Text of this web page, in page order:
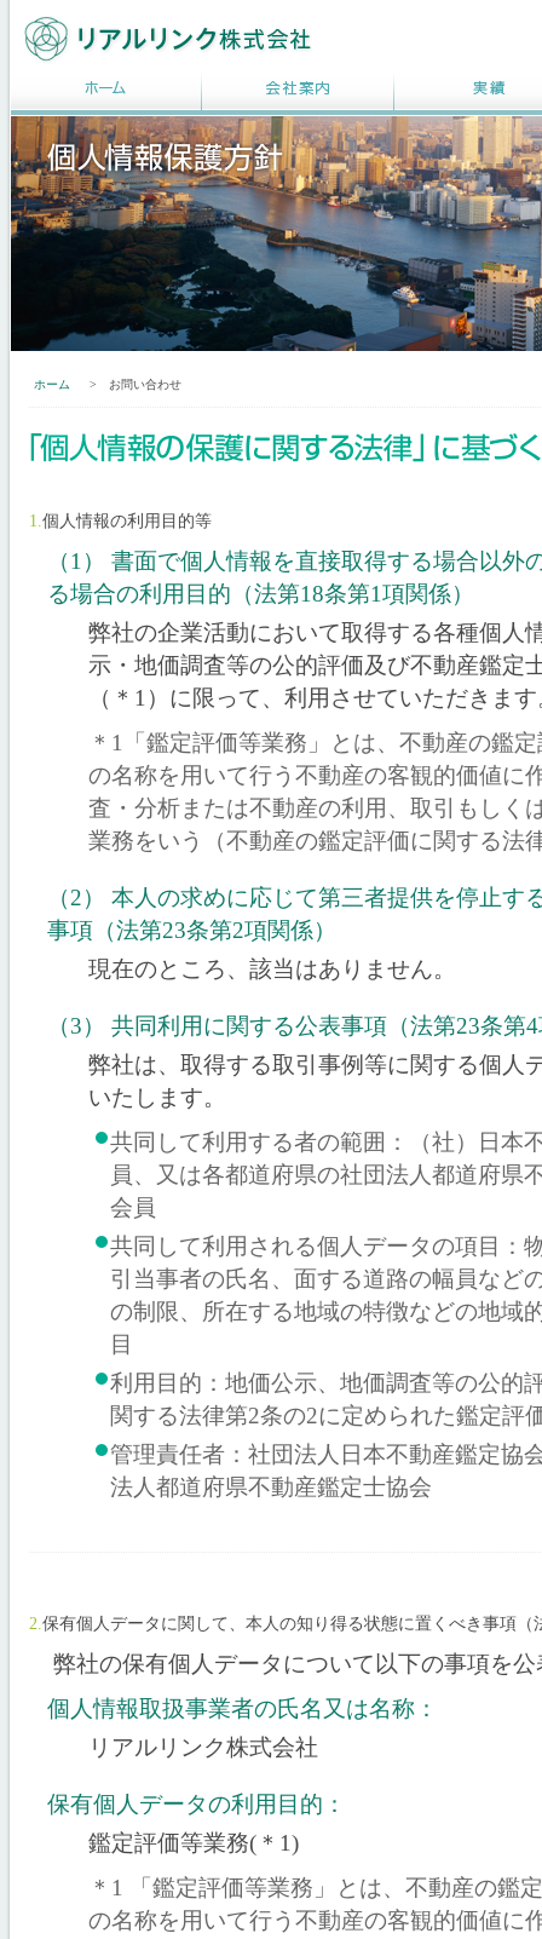
ホーム > お問い合わせ
1.個人情報の利用目的等
（1） 書面で個人情報を直接取得する場合以外
る場合の利用目的（法第18条第1項関係）
弊社の企業活動において取得する各種個人
示・地価調査等の公的評価及び不動産鑑定
（＊1）に限って、利用させていただきます
＊1「鑑定評価等業務」とは、不動産の鑑
の名称を用いて行う不動産の客観的価値に
査・分析または不動産の利用、取引もしく
業務をいう（不動産の鑑定評価に関する法
（2） 本人の求めに応じて第三者提供を停止す
事項（法第23条第2項関係）
現在のところ、該当はありません。
（3） 共同利用に関する公表事項（法第23条第
弊社は、取得する取引事例等に関する個人
いたします。
共同して利用する者の範囲：（社）日本
員、又は各都道府県の社団法人都道府県
会員
共同して利用される個人データの項目：
引当事者の氏名、面する道路の幅員など
の制限、所在する地域の特徴などの地域
目
利用目的：地価公示、地価調査等の公的
関する法律第2条の2に定められた鑑定評
管理責任者：社団法人日本不動産鑑定協
法人都道府県不動産鑑定士協会
2.保有個人データに関して、本人の知り得る状態に置くべき事項（
弊社の保有個人データについて以下の事項を
個人情報取扱事業者の氏名又は名称：
リアルリンク株式会社
保有個人データの利用目的：
鑑定評価等業務(＊1)
＊1 「鑑定評価等業務」とは、不動産の鑑
の名称を用いて行う不動産の客観的価値に